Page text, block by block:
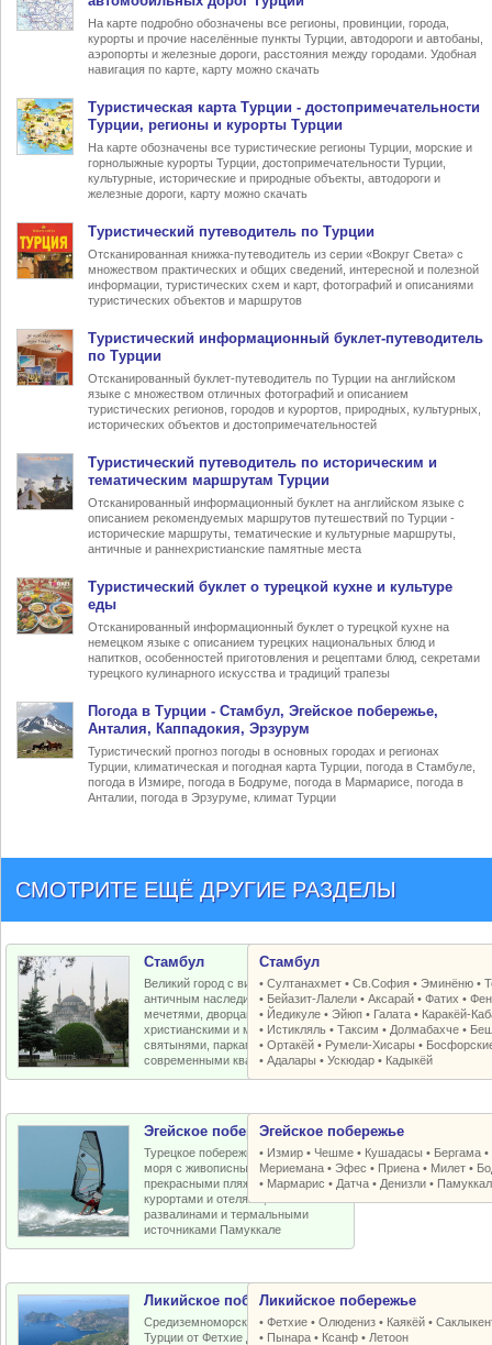
На карте подробно обозначены все регионы, провинции, города,
курорты и прочие населённые пункты Турции, автодороги и автобаны,
аэропорты и железные дороги, расстояния между городами. Удобная
навигация по карте, карту можно скачать
Туристическая карта Турции - достопримечательности
Турции, регионы и курорты Турции
На карте обозначены все туристические регионы Турции, морские и
горнолыжные курорты Турции, достопримечательности Турции,
культурные, исторические и природные объекты, автодороги и
железные дороги, карту можно скачать
Туристический путеводитель по Турции
Отсканированная книжка-путеводитель из серии «Вокруг Света» с
множеством практических и общих сведений, интересной и полезной
информации, туристических схем и карт, фотографий и описаниями
туристических объектов и маршрутов
Туристический информационный буклет-путеводитель
по Турции
Отсканированный буклет-путеводитель по Турции на английском
языке с множеством отличных фотографий и описанием
туристических регионов, городов и курортов, природных, культурных,
исторических объектов и достопримечательностей
Туристический путеводитель по историческим и
тематическим маршрутам Турции
Отсканированный информационный буклет на английском языке с
описанием рекомендуемых маршрутов путешествий по Турции -
исторические маршруты, тематические и культурные маршруты,
античные и раннехристианские памятные места
Туристический буклет о турецкой кухнеи культуре
еды
Отсканированный информационный буклет о турецкой кухне на
немецком языке с описанием турецких национальных блюд и
напитков, особенностей приготовления и рецептами блюд, секретами
турецкого кулинарного искусства и традиций трапезы
Погода в Турции - Стамбул, Эгейское побережье,
Анталия, Каппадокия, Эрзурум
Туристический прогноз погоды в основных городах и регионах
Турции, климатическая и погодная карта Турции, погода в Стамбуле,
погода в Измире, погода в Бодруме, погода в Мармарисе, погода в
Анталии, погода в Эрзуруме, климат Турции
СМОТРИТЕ ЕЩЁ ДРУГИЕ РАЗДЕЛЫ
Стамбул
Великий город с византийским и
античным наследием, османскими
мечетями, дворцами, крепостями,
христианскими и мусульманскими
святынями, парками, старыми и
современными кварталами
Стамбул
•Султанахмет •Св.София •Эминёню •
• Бейазит-Лалели •Аксарай •Фатих •
• Йедикуле •Эйюп • Галата • Каракёй-
• Истикляль •Таксим • Долмабахче •
•Ортакёй • Румели-Xисары •
•Адалары •Ускюдар • Кадыкёй
Эгейское побережье
Турецкое побережье Эгейского
моря с живописными бухтами,
прекрасными пляжами, отличными
курортами и отелями, античными
развалинами и термальными
источниками Памуккале
Эгейское побережье
• Измир • Чешме • Кушадасы • Бергама •
Мериемана •Эфес • Приена • Милет •
• Мармарис • Датча • Денизли •
Ликийское побережье
Средиземноморское побережье
Турции от Фетхие до Кемера с
Ликийское побережье
•Фетхие •Олюдениз • Каякёй •
• Пынара • Ксанф • Летоон